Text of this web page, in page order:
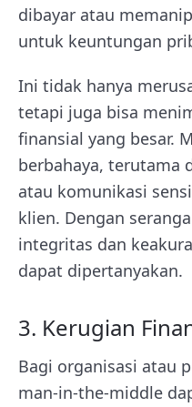
dibayar atau
untuk keuntungan
Ini tidak hanya
tetapi juga bisa
finansial yang besar.
berbahaya, terutama
atau komunikasi
klien. Dengan
integritas dan
dapat dipertanyakan.
3. Kerugian
Bagi organisasi atau
man-in-the-middle